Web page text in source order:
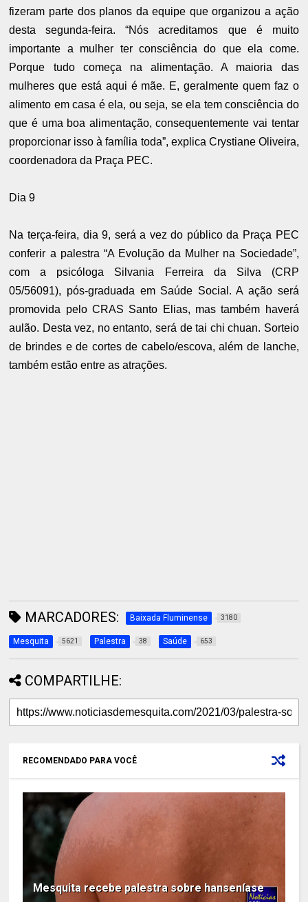
fizeram parte dos planos da equipe que organizou a ação
desta segunda-feira. “Nós acreditamos que é muito
importante a mulher ter consciência do que ela come.
Porque tudo começa na alimentação. A maioria das
mulheres que está aqui é mãe. E, geralmente quem faz o
alimento em casa é ela, ou seja, se ela tem consciência do
que é uma boa alimentação, consequentemente vai tentar
proporcionar isso à família toda”, explica Crystiane Oliveira,
coordenadora da Praça PEC.
Dia 9
Na terça-feira, dia 9, será a vez do público da Praça PEC
conferir a palestra “A Evolução da Mulher na Sociedade”,
com a psicóloga Silvania Ferreira da Silva (CRP
05/56091), pós-graduada em Saúde Social. A ação será
promovida pelo CRAS Santo Elias, mas também haverá
aulão. Desta vez, no entanto, será de tai chi chuan. Sorteio
de brindes e de cortes de cabelo/escova, além de lanche,
também estão entre as atrações.
MARCADORES: Baixada Fluminense 3180
Mesquita 5621 Palestra 38 Saúde 653
COMPARTILHE:
RECOMENDADO PARA VOCÊ
Mesquita recebe palestra sobre hanseníase